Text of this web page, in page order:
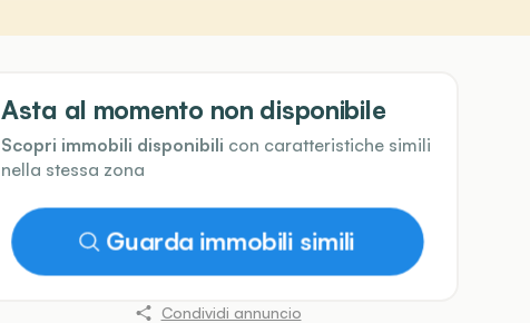
Asta al momento non disponibile
Scopri immobili disponibili con caratteristiche simili
nella stessa zona
Guarda immobili simili
Condividi annuncio